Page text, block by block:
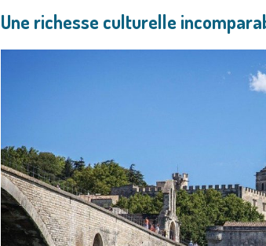
Une richesse culturelle